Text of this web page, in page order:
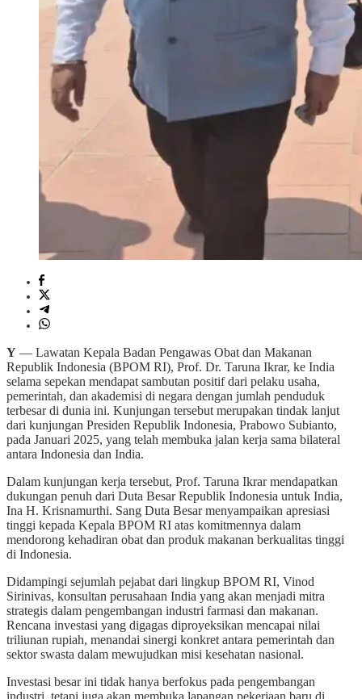
Y — Lawatan Kepala Badan Pengawas Obat dan Makanan
Republik Indonesia (BPOM RI), Prof. Dr. Taruna Ikrar, ke India
selama sepekan mendapat sambutan positif dari pelaku usaha,
pemerintah, dan akademisi di negara dengan jumlah penduduk
terbesar di dunia ini. Kunjungan tersebut merupakan tindak lanjut
dari kunjungan Presiden Republik Indonesia, Prabowo Subianto,
pada Januari 2025, yang telah membuka jalan kerja sama bilateral
antara Indonesia dan India.
Dalam kunjungan kerja tersebut, Prof. Taruna Ikrar mendapatkan
dukungan penuh dari Duta Besar Republik Indonesia untuk India,
Ina H. Krisnamurthi. Sang Duta Besar menyampaikan apresiasi
tinggi kepada Kepala BPOM RI atas komitmennya dalam
mendorong kehadiran obat dan produk makanan berkualitas tinggi
di Indonesia.
Didampingi sejumlah pejabat dari lingkup BPOM RI, Vinod
Sirinivas, konsultan perusahaan India yang akan menjadi mitra
strategis dalam pengembangan industri farmasi dan makanan.
Rencana investasi yang digagas diproyeksikan mencapai nilai
triliunan rupiah, menandai sinergi konkret antara pemerintah dan
sektor swasta dalam mewujudkan misi kesehatan nasional.
Investasi besar ini tidak hanya berfokus pada pengembangan